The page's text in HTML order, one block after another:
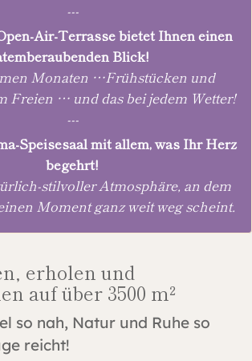
---
Air-Terrasse bietet Ihnen einen
Blick!
Monaten …Frühstücken und
Freien … und das bei jedem Wetter!
---
Speisesaal mit allem, was Ihr Herz
begehrt!
stilvoller Atmosphäre, an dem
Moment ganz weit weg scheint.
erholen und
auf über 3500 m²
so nah, Natur und Ruhe so
reicht!